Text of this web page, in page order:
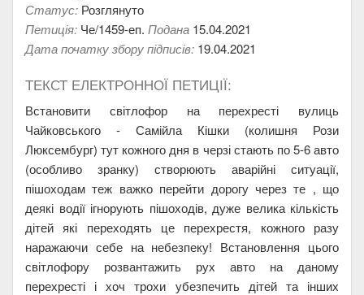
Статус: Розглянуто
Петиція: Че/1459-еп. Подана 15.04.2021
Дата початку збору підписів: 19.04.2021
ТЕКСТ ЕЛЕКТРОННОЇ ПЕТИЦІЇ:
Встановити світлофор на перехресті вулиць
Чайковського - Самійла Кішки (колишня Рози
Люксембург) тут кожного дня в черзі стають по 5-6 авто
(особливо зранку) створюють аварійні ситуації,
пішоходам теж важко перейти дорогу через те , що
деякі водії ігнорують пішоходів, дуже велика кількість
дітей які переходять це перехрестя, кожного разу
наражаючи себе на небезпеку! Встановлення цього
світлофору розвантажить рух авто на даному
перехресті і хоч трохи убезпечить дітей та інших